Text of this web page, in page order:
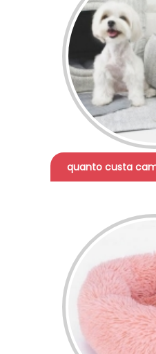
quanto custa